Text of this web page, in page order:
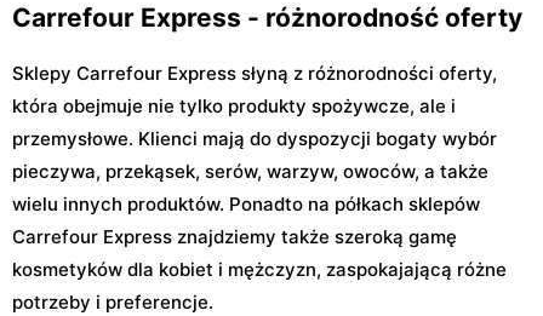
Carrefour Express - różnorodność oferty
Sklepy Carrefour Express słyną z różnorodności oferty,
która obejmuje nie tylko produkty spożywcze, ale i
przemysłowe. Klienci mają do dyspozycji bogaty wybór
pieczywa, przekąsek, serów, warzyw, owoców, a także
wielu innych produktów. Ponadto na półkach sklepów
Carrefour Express znajdziemy także szeroką gamę
kosmetyków dla kobiet i mężczyzn, zaspokajającą różne
potrzeby i preferencje.